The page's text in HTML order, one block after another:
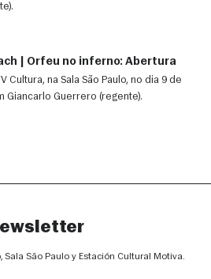
| Orfeu no inferno: Abertura
Cultura, na Sala São Paulo, no dia 9 de
Giancarlo Guerrero (regente).
Sala São Paulo y Estación Cultural Motiva.